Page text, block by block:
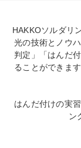
HAKKOソルダリ
光の技術とノウ
判定」「はんだ
ることができます
はんだ付けの実
ン